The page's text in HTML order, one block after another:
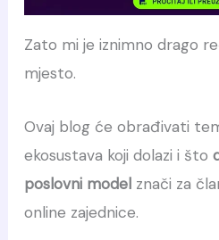
Zato mi je iznimno drago
mjesto.
Ovaj blog će obrađivati
ekosustava koji dolazi i što
poslovni modelznači za
online zajednice.